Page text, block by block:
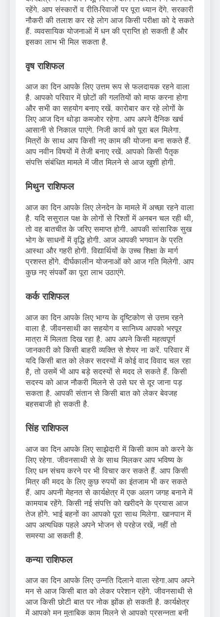
रहेंगे. आप संस्कारों व रीति-रिवाजों पर पूरा ध्यान देंगे. सरकारी
नौकरी की तलाश कर रहे लोग आज किसी परीक्षा को दे सकते
हैं. व्यवसायिक योजनाओं में धन की प्राप्ति हो सकती है और
इसका लाभ भी मिल सकता है.
वृष राशिफल
आज का दिन आपके लिए उत्तम रूप से फलदायक रहने वाला
है. आपको परिवार में छोटों की गलतियों को माफ करना होगा
और सभी का सहयोग बनाए रखें. कारोबार कर रहे लोगों के
लिए आज दिन थोड़ा कमजोर रहेगा. आप अपने दैनिक खर्च
आसानी से निकाल पाएंगे. निजी कार्य को पूरा बल मिलेगा.
मित्रों के साथ आप किसी नए काम की योजना बना सकते हैं.
आप नवीन विषयों में तेजी बनाए रखें. आपको किसी पैतृक
संपत्ति संबंधित मामले में जीत मिलने से आज खुशी होगी.
मिथुन राशिफल
आज का दिन आपके लिए लेनदेन के मामले में अच्छा रहने वाला
है. यदि ससुराल पक्ष के लोगों से रिश्तों में अनबन चल रही थी,
तो वह बातचीत के जरिए समाप्त होगी. आपकी सांसारिक सुख
भोग के साधनों में वृद्धि होगी. आज आपकी भगवान के प्रति
आस्था और गहरी होगी. विद्यार्थियों के उच्च शिक्षा के मार्ग
प्रशस्त होंगे. दीर्घकालीन योजनाओं को आज गति मिलेगी. आप
कुछ नए संपर्कों का पूरा लाभ उठाएंगे.
कर्क राशिफल
आज का दिन आपके लिए भाग्य के दृष्टिकोण से उत्तम रहने
वाला है. जीवनसाथी का सहयोग व सानिध्य आपको भरपूर
मात्रा में मिलता दिख रहा है. आप अपने किसी महत्वपूर्ण
जानकारी को किसी बाहरी व्यक्ति से शेयर ना करें. परिवार में
यदि किसी बात को लेकर सदस्यों में कोई वाद विवाद चल रहा
है, तो उसमें भी आप बड़े सदस्यों से मदद ले सकते हैं. किसी
सदस्य को आज नौकरी मिलने से उसे घर से दूर जाना पड़
सकता है. आपकी संतान से किसी बात को लेकर बेवजह
बहसबाजी हो सकती है.
सिंह राशिफल
आज का दिन आपके लिए साझेदारी में किसी काम को करने के
लिए रहेगा. जीवनसाथी से के साथ मिलकर आप भविष्य के
लिए धन संचय करने पर भी विचार कर सकते हैं. आप किसी
मित्र की मदद के लिए कुछ रुपयों का इंतजाम भी कर सकते
हैं. आप अपनी मेहनत से कार्यक्षेत्र में एक अलग जगह बनाने में
कामयाब रहेंगे. किसी नई संपत्ति को खरीदने के प्रयास आज
तेज होंगे. भाई बहनों का आपको पूरा साथ मिलेगा. खानपान में
आप अत्यधिक पहले अपने भोजन से परहेज रखें, नहीं तो
समस्या आ सकती है.
कन्या राशिफल
आज का दिन आपके लिए उन्नति दिलाने वाला रहेगा.आप अपने
मन से आज किसी बात को लेकर परेशान रहेंगे. जीवनसाथी से
आज किसी छोटी बात पर नोक झोंक हो सकती है. कार्यक्षेत्र
में आपको मन मुताबिक काम मिलने से आपको प्रसन्नता बनी